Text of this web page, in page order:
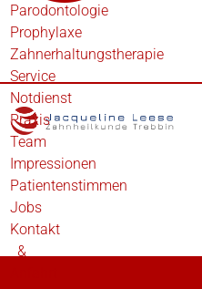
Parodontologie
Prophylaxe
Zahnerhaltungstherapie
Service
Notdienst
Praxis
Team
Impressionen
Patientenstimmen
Jobs
Kontakt
&